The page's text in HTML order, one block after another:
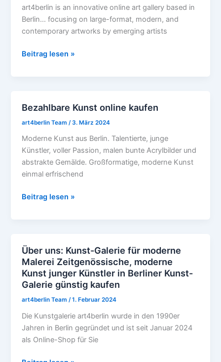
art4berlin is an innovative online art gallery based in
Berlin… focusing on large-format, modern, and
contemporary artworks by emerging artists
–
Young
Artists
affordable
Beitrag lesen »
Bezahlbare Kunst online kaufen
art4berlin Team /3. März 2024
Moderne Kunst aus Berlin. Talentierte, junge
Künstler, voller Passion, malen bunte Acrylbilder und
abstrakte Gemälde. Großformatige, moderne Kunst
einmal erfrischend
Bezahlbare
Kunst
kaufen
Beitrag lesen »
Über uns: Kunst-Galerie für moderne
Malerei Zeitgenössische, moderne
Kunst junger Künstler in Berliner Kunst-
Galerie günstig kaufen
art4berlin Team/1. Februar 2024
Die Kunstgalerie art4berlin wurde in den 1990er
Jahren in Berlin gegründet und ist seit Januar 2024
als Online-Shop für Sie
Über
uns:
Kunst-
Galerie
für
Malerei
Zeitgenössische,
moderne